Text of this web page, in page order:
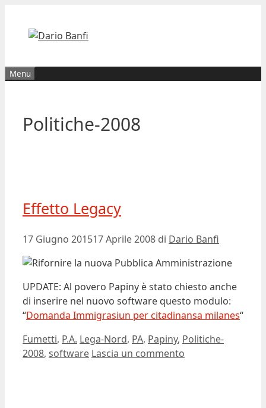
contenuto
Menu
Politiche-2008
Effetto Legacy
17 Giugno 201517 Aprile 2008 di Dario Banfi
UPDATE: Al povero Papiny è stato chiesto anche
di inserire nel nuovo software questo modulo:
“Domanda Immigrasiun per citadinansa milanes“
Categorie
Fumetti, P.A. Tag
Lega-Nord, PA, Papiny, Politiche-
2008, software Lascia un commento